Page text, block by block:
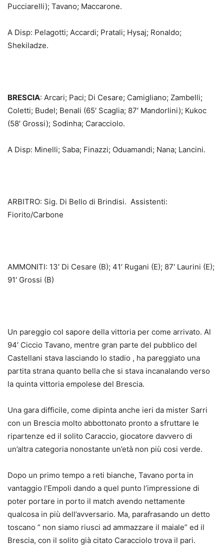
Pucciarelli); Tavano; Maccarone.
A Disp: Pelagotti; Accardi; Pratali; Hysaj; Ronaldo;
Shekiladze.
BRESCIA: Arcari; Paci; Di Cesare; Camigliano; Zambelli;
Coletti; Budel; Benali (65′ Scaglia; 87′ Mandorlini); Kukoc
(58′ Grossi); Sodinha; Caracciolo.
A Disp: Minelli; Saba; Finazzi; Oduamandi; Nana; Lancini.
ARBITRO: Sig. Di Bello di Brindisi. Assistenti:
Fiorito/Carbone
AMMONITI: 13′ Di Cesare (B); 41′ Rugani (E); 87′ Laurini (E);
91′ Grossi (B)
Un pareggio col sapore della vittoria per come arrivato. Al
94′ Ciccio Tavano, mentre gran parte del pubblico del
Castellani stava lasciando lo stadio , ha pareggiato una
partita strana quanto bella che si stava incanalando verso
la quinta vittoria empolese del Brescia.
Una gara difficile, come dipinta anche ieri da mister Sarri
con un Brescia molto abbottonato pronto a sfruttare le
ripartenze ed il solito Caraccio, giocatore davvero di
un’altra categoria nonostante un’età non più cosi verde.
Dopo un primo tempo a reti bianche, Tavano porta in
vantaggio l’Empoli dando a quel punto l’impressione di
poter portare in porto il match avendo nettamente
qualcosa in più dell’avversario. Ma, parafrasando un detto
toscano ” non siamo riusci ad ammazzare il maiale” ed il
Brescia, con il solito già citato Caracciolo trova il pari.